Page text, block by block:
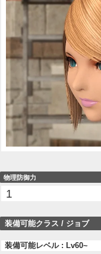
物理防御力
1
装備可能クラス / ジョブ
装備可能レベル : Lv60~